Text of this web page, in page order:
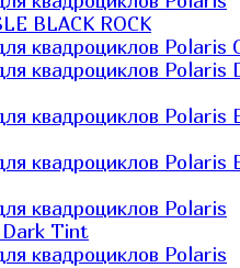
BLACK ROCK
квадроциклов Polaris
квадроциклов Polaris
квадроциклов Polaris
квадроциклов Polaris
квадроциклов Polaris
Dark Tint
квадроциклов Polaris